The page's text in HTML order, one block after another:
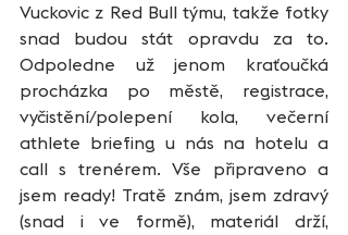
Vuckovic z Red Bull týmu, takže fotky
snad budou stát opravdu za to.
Odpoledne už jenom kraťoučká
procházka po městě, registrace,
vyčistění/polepení kola, večerní
athlete briefing u nás na hotelu a
call s trenérem. Vše připraveno a
jsem ready! Tratě znám, jsem zdravý
(snad i ve formě), materiál drží,